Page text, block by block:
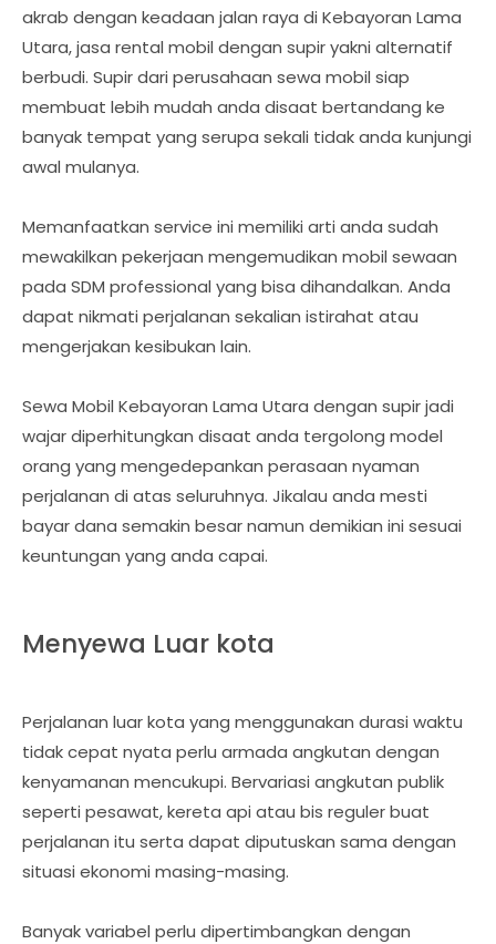
akrab dengan keadaan jalan raya di Kebayoran Lama
Utara, jasa rental mobil dengan supir yakni alternatif
berbudi. Supir dari perusahaan sewa mobil siap
membuat lebih mudah anda disaat bertandang ke
banyak tempat yang serupa sekali tidak anda kunjungi
awal mulanya.
Memanfaatkan service ini memiliki arti anda sudah
mewakilkan pekerjaan mengemudikan mobil sewaan
pada SDM professional yang bisa dihandalkan. Anda
dapat nikmati perjalanan sekalian istirahat atau
mengerjakan kesibukan lain.
Sewa Mobil Kebayoran Lama Utara dengan supir jadi
wajar diperhitungkan disaat anda tergolong model
orang yang mengedepankan perasaan nyaman
perjalanan di atas seluruhnya. Jikalau anda mesti
bayar dana semakin besar namun demikian ini sesuai
keuntungan yang anda capai.
Menyewa Luar kota
Perjalanan luar kota yang menggunakan durasi waktu
tidak cepat nyata perlu armada angkutan dengan
kenyamanan mencukupi. Bervariasi angkutan publik
seperti pesawat, kereta api atau bis reguler buat
perjalanan itu serta dapat diputuskan sama dengan
situasi ekonomi masing-masing.
Banyak variabel perlu dipertimbangkan dengan